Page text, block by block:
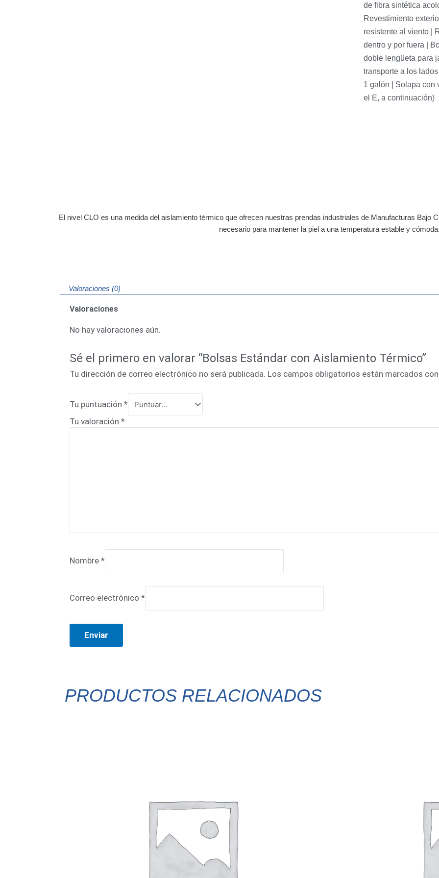
de fibra sintética
Revestimiento
resistente al viento |
dentro y por fuera |
doble lengüeta para
transporte a los
1 galón | Solapa con
el E, a continuación)
El nivel CLO es una medida del aislamiento térmico que ofrecen nuestras prendas industriales de Manufacturas Bajo
necesario para mantener la piel a una temperatura estable y cómoda.
Valoraciones (0)
Valoraciones
No hay valoraciones aún.
Sé el primero en valorar “Bolsas Estándar con Aislamiento Térmico”
Tu dirección de correo electrónico no será publicada. Los campos obligatorios están marcados con
Tu puntuación *
Tu valoración *
Nombre *
Correo electrónico *
PRODUCTOS RELACIONADOS